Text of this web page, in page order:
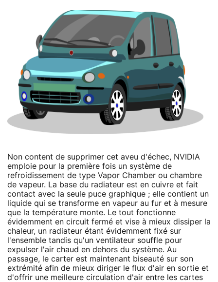
Non content de supprimer cet aveu d'échec, NVIDIA
emploie pour la première fois un système de
refroidissement de type Vapor Chamber ou chambre
de vapeur. La base du radiateur est en cuivre et fait
contact avec la seule puce graphique ; elle contient un
liquide qui se transforme en vapeur au fur et à mesure
que la température monte. Le tout fonctionne
évidemment en circuit fermé et vise à mieux dissiper la
chaleur, un radiateur étant évidemment fixé sur
l'ensemble tandis qu'un ventilateur souffle pour
expulser l'air chaud en dehors du système. Au
passage, le carter est maintenant biseauté sur son
extrémité afin de mieux diriger le flux d'air en sortie et
d'offrir une meilleure circulation d'air entre les cartes